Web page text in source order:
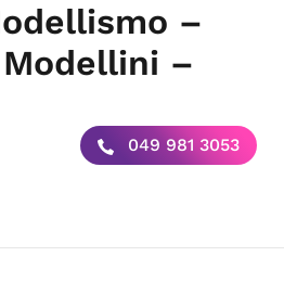
–
–
049 981 3053